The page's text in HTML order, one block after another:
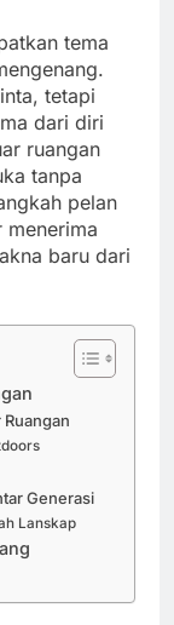
tema
tetapi
dari diri
ruangan
tanpa
pelan
menerima
baru dari
Generasi
Lanskap